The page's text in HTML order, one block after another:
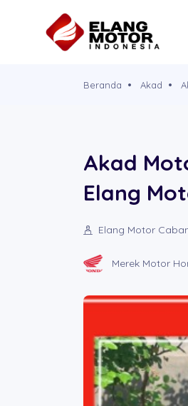
Beranda Akad
Akad
Elang
Elang Motor
Merek Motor